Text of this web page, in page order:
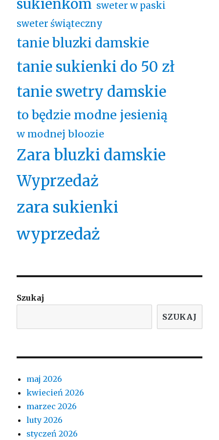
sukienkom sweter w paski
sweter świąteczny
tanie bluzki damskie
tanie sukienki do 50 zł
tanie swetry damskie
to będzie modne jesienią
w modnej bloozie
Zara bluzki damskie
Wyprzedaż
zara sukienki
wyprzedaż
Szukaj
SZUKAJ
maj 2026
kwiecień 2026
marzec 2026
luty 2026
styczeń 2026